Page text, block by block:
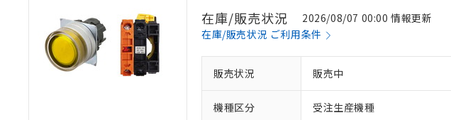
在庫/販売状況
2026/08/07 00:00 情報更新
在庫/販売状況 ご利用条件
販売状況 販売中
機種区分 受注生産機種